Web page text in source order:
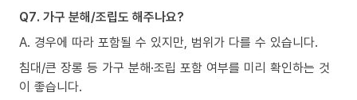
Q7. 가구 분해/조립도 해주나요?
A. 경우에 따라 포함될 수 있지만, 범위가 다를 수 있습니다.
침대/큰 장롱 등 가구 분해·조립 포함 여부를 미리 확인하는 것
이 좋습니다.